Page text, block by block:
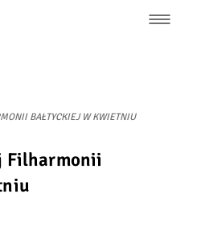
BAŁTYCKIEJ W KWIETNIU
Filharmonii